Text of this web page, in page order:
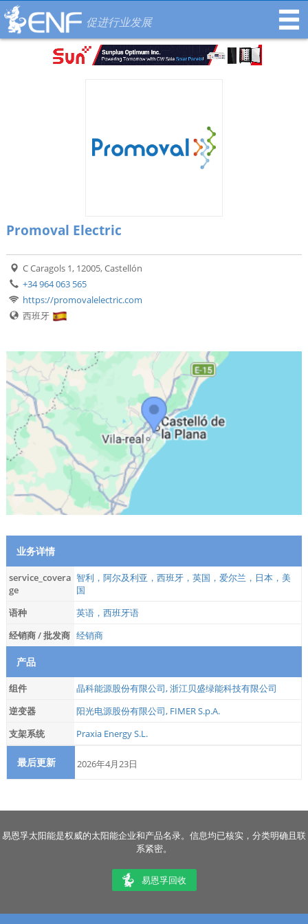
促进行业发展
Promoval Electric
C Caragols 1, 12005, Castellón
+34 964 063 565
https://promovalelectric.com
西班牙
业务详情
service_covera
ge
智利，阿尔及利亚，西班牙，英国，爱尔兰，日本，美
国
语种
英语，西班牙语
经销商 / 批发商 经销商
产品
组件 晶科能源股份有限公司,浙江贝盛绿能科技有限公司
逆变器
阳光电源股份有限公司, FIMER S.p.A.
支架系统
Praxia Energy S.L.
最后更新 2026年4月23日
易恩孚太阳能是权威的太阳能企业和产品名录。信息均已核实，分类明确且联
系紧密。
易恩孚回收